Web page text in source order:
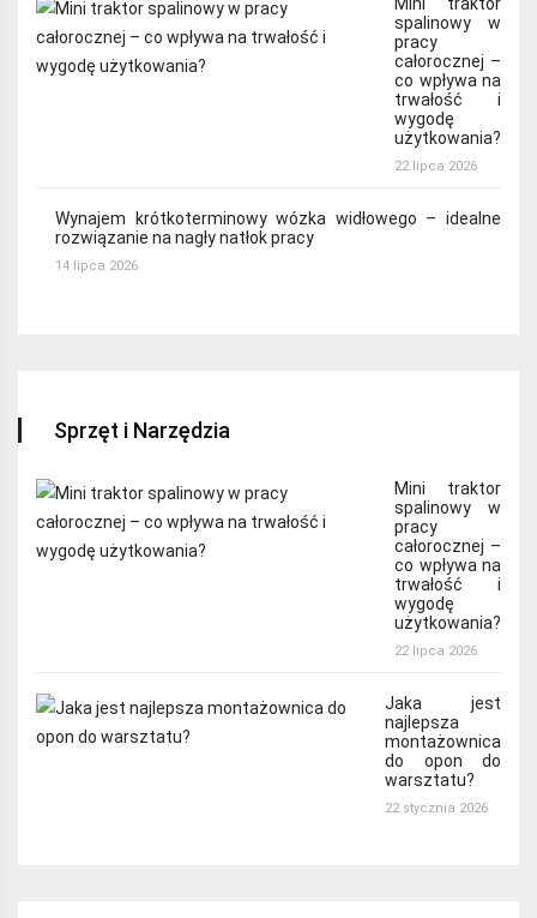
spalinowy w
pracy
całorocznej –
co wpływa na
trwałość i
wygodę
użytkowania?
22 lipca 2026
Wynajem krótkoterminowy wózka widłowego – idealne
rozwiązanie na nagły natłok pracy
14 lipca 2026
Sprzęt i Narzędzia
Mini traktor
spalinowy w
pracy
całorocznej –
co wpływa na
trwałość i
wygodę
użytkowania?
22 lipca 2026
Jaka jest
najlepsza
montażownica
do opon do
warsztatu?
22 stycznia 2026